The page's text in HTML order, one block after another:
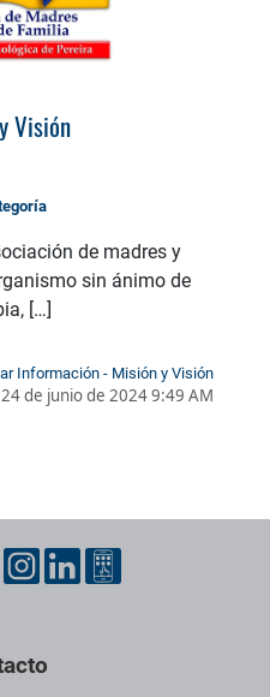
Visión
de madres y
sin ánimo de
[…]
Información - Misión y Visión
24 de junio de 2024 9:49 AM
de contacto, redes sociales y